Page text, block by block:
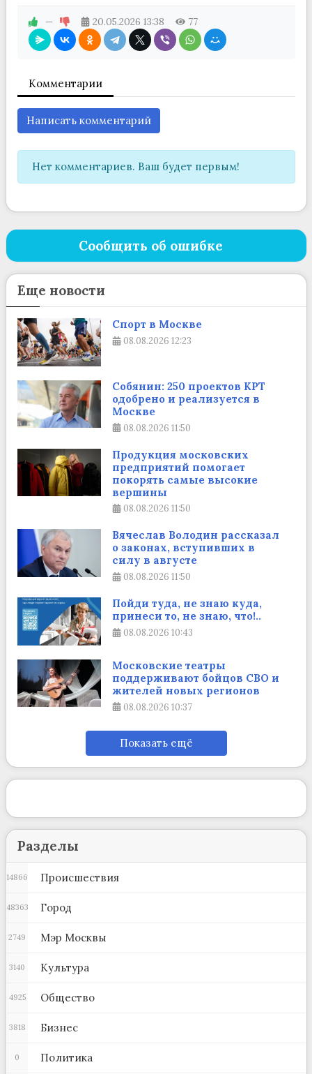
— 20.05.2026 13:38 77
Комментарии
Написать комментарий
Нет комментариев. Ваш будет первым!
Сообщить об ошибке
Еще новости
Спорт в Москве
08.08.2026 12:23
Собянин: 250 проектов КРТ
одобрено и реализуется в
Москве
08.08.2026 11:50
Продукция московских
предприятий помогает
покорять самые высокие
вершины
08.08.2026 11:50
Вячеслав Володин рассказал
о законах, вступивших в
силу в августе
08.08.2026 11:50
Пойди туда, не знаю куда,
принеси то, не знаю, что!..
08.08.2026 10:43
Московские театры
поддерживают бойцов СВО и
жителей новых регионов
08.08.2026 10:37
Показать ещё
Разделы
Происшествия
14866
Город
48363
Мэр Москвы
2749
Культура
3140
Общество
4925
Бизнес
3818
Политика
0